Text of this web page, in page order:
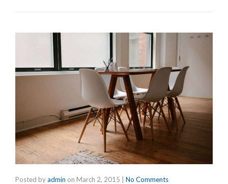
Posted byadmin on March 2, 2015 No Comments